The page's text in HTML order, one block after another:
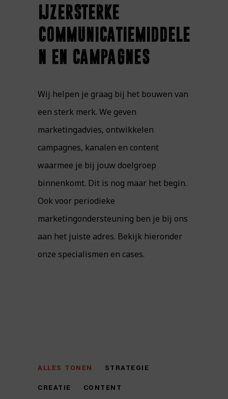
ijzersterke
communicatiemiddele
n en campagnes
Wij helpen je graag bij het bouwen van
een sterk merk. We geven
marketingadvies, ontwikkelen
campagnes, kanalen en content
waarmee je bij jouw doelgroep
binnenkomt. Dit is nog maar het begin.
Ook voor periodieke
marketingondersteuning ben je bij ons
aan het juiste adres. Bekijk hieronder
onze specialismen en cases.
ALLES TONEN STRATEGIE
CREATIE CONTENT